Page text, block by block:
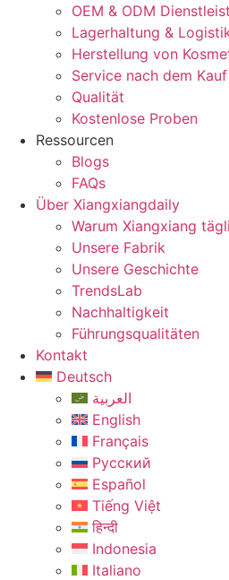
OEM & ODM
Lagerhaltung &
Herstellung von
Service nach dem Kauf
Qualität
Kostenlose Proben
Ressourcen
Blogs
FAQs
Über Xiangxiangdaily
Warum Xiangxiang
Unsere Fabrik
Unsere Geschichte
TrendsLab
Nachhaltigkeit
Führungsqualitäten
Kontakt
Deutsch
العربية
English
Français
Русский
Español
Tiếng Việt
हिन्दी
Indonesia
Italiano